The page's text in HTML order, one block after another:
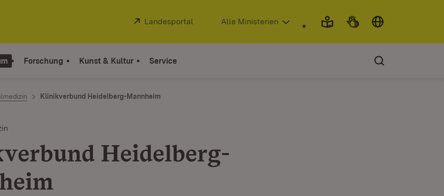
Extern:
Landesportal (Öffnet in neuem Fenster)
Alle Ministerien
Forschung Kunst & Kultur Service
Klinikverbund Heidelberg-Mannheim
Heidelberg-